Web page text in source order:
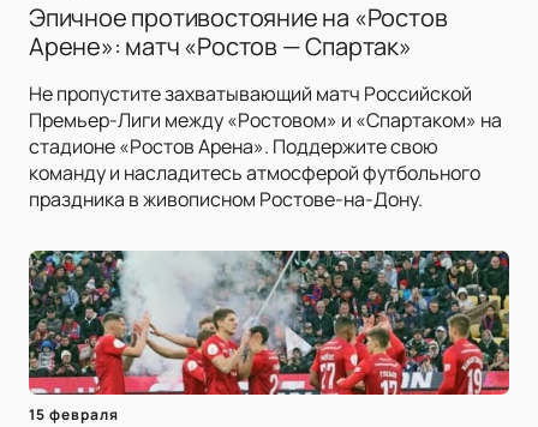
Эпичное противостояние на «Ростов
Арене»: матч «Ростов — Спартак»
Не пропустите захватывающий матч Российской
Премьер-Лиги между «Ростовом» и «Спартаком» на
стадионе «Ростов Арена». Поддержите свою
команду и насладитесь атмосферой футбольного
праздника в живописном Ростове-на-Дону.
15 февраля